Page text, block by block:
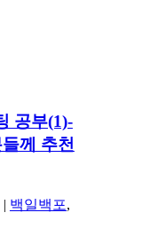
공부(1)-
께 추천
| 백일백포,